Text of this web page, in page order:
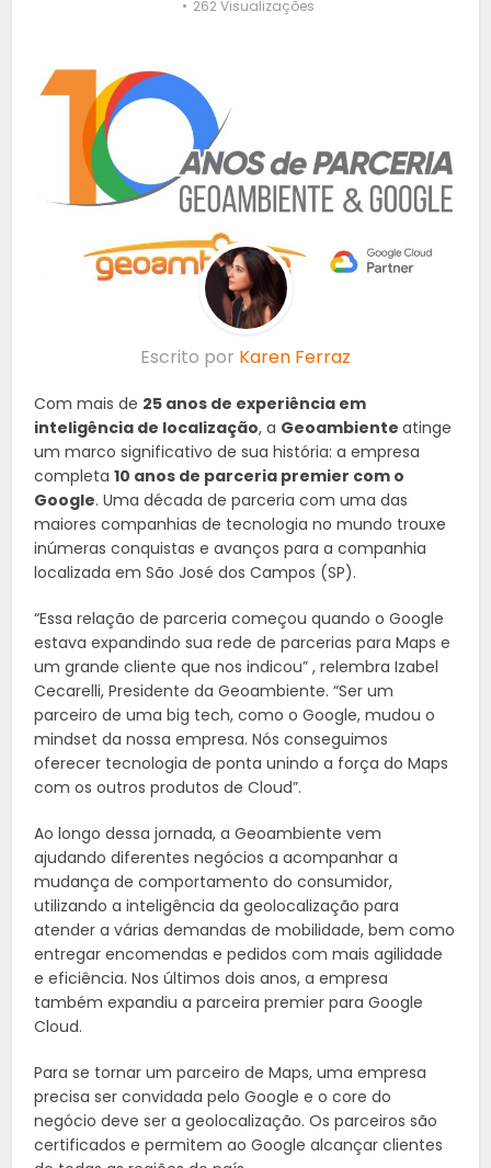
262 Visualizações
Escrito por Karen Ferraz
Com mais de 25 anos de experiência em
inteligência de localização, a Geoambienteatinge
um marco significativo de sua história: a empresa
completa10 anos de parceria premier com o
Google. Uma década de parceria com uma das
maiores companhias de tecnologia no mundo trouxe
inúmeras conquistas e avanços para a companhia
localizada em São José dos Campos (SP).
“Essa relação de parceria começou quando o Google
estava expandindo sua rede de parcerias para Maps e
um grande cliente que nos indicou” , relembra Izabel
Cecarelli, Presidente da Geoambiente. “Ser um
parceiro de uma big tech, como o Google, mudou o
mindset da nossa empresa. Nós conseguimos
oferecer tecnologia de ponta unindo a força do Maps
com os outros produtos de Cloud”.
Ao longo dessa jornada, a Geoambiente vem
ajudando diferentes negócios a acompanhar a
mudança de comportamento do consumidor,
utilizando a inteligência da geolocalização para
atender a várias demandas de mobilidade, bem como
entregar encomendas e pedidos com mais agilidade
e eficiência. Nos últimos dois anos, a empresa
também expandiu a parceira premier para Google
Cloud.
Para se tornar um parceiro de Maps, uma empresa
precisa ser convidada pelo Google e o core do
negócio deve ser a geolocalização. Os parceiros são
certificados e permitem ao Google alcançar clientes